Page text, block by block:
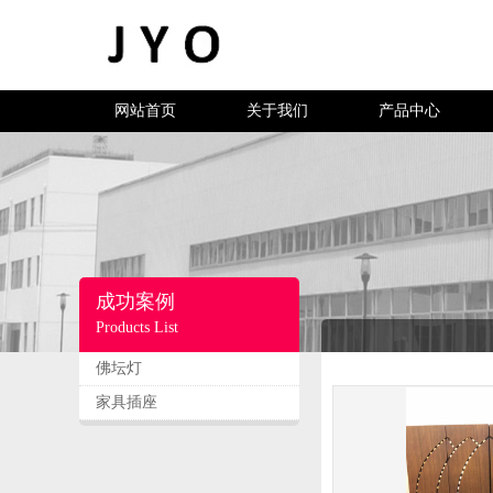
网站首页 关于我们 产品中心
成功案例
Products List
佛坛灯
家具插座